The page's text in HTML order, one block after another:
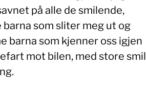
på alle de smilende,
som sliter meg ut og
barna som kjenner oss igjen
mot bilen, med store smil